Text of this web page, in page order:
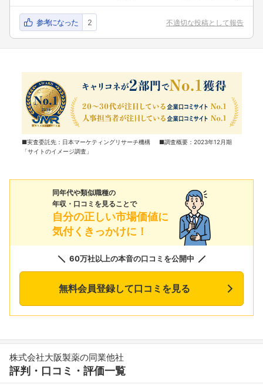
参考になった 2 不適切な投稿として報告
■実査委託先：日本マーケティングリサーチ機構 ■調査概要：2023年12月期
「サイトのイメージ調査」
同年代や類似職種の
年収・口コミを見ることで
自分の正しい市場価値に
気付くきっかけに！
60万社以上の本音の口コミを公開中
無料会員登録して口コミを見る
株式会社大阪製薬の同業他社
評判・口コミ・評価一覧